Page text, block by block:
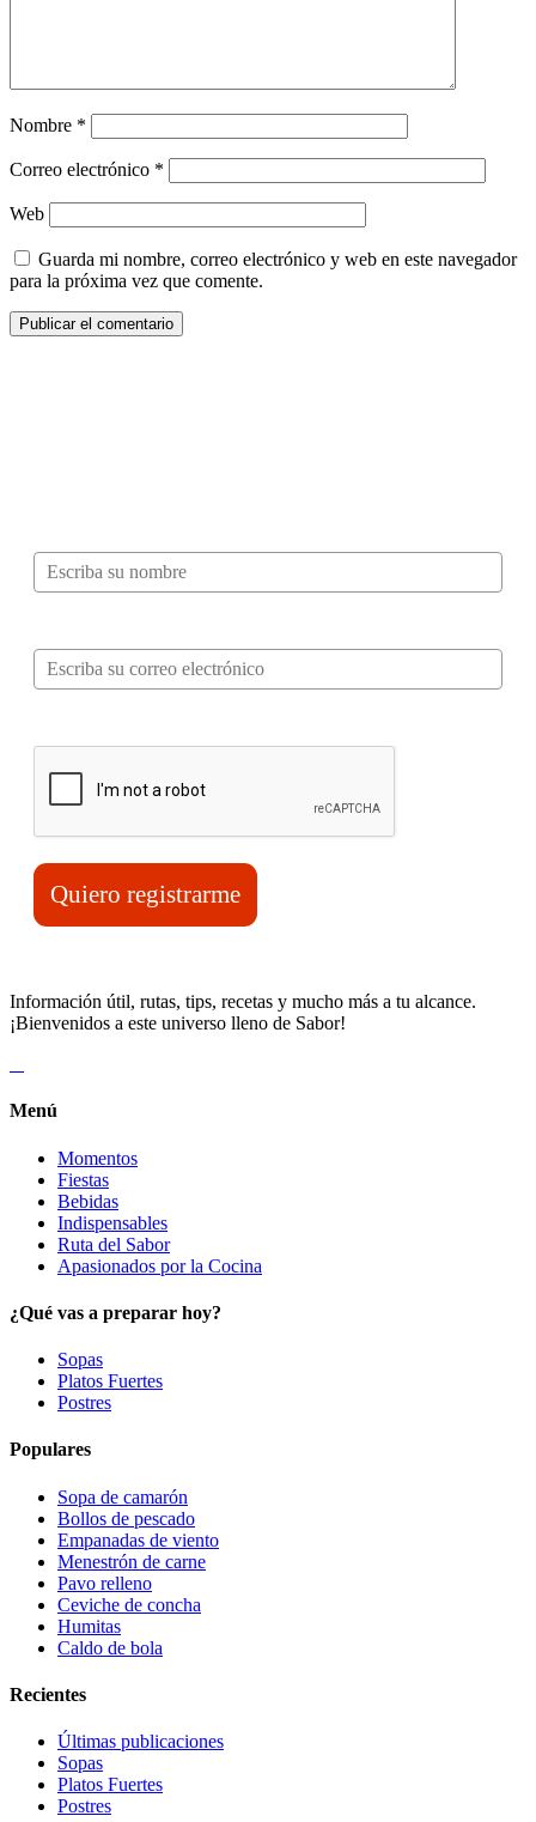
Nombre *
Correo electrónico *
Web
Guarda mi nombre, correo electrónico y web en este navegador
para la próxima vez que comente.
Quiero registrarme
Información útil, rutas, tips, recetas y mucho más a tu alcance.
¡Bienvenidos a este universo lleno de Sabor!
Menú
Momentos
Fiestas
Bebidas
Indispensables
Ruta del Sabor
Apasionados por la Cocina
¿Qué vas a preparar hoy?
Sopas
Platos Fuertes
Postres
Populares
Sopa de camarón
Bollos de pescado
Empanadas de viento
Menestrón de carne
Pavo relleno
Ceviche de concha
Humitas
Caldo de bola
Recientes
Últimas publicaciones
Sopas
Platos Fuertes
Postres